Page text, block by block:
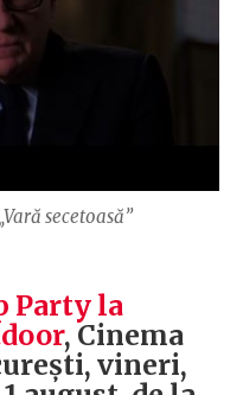
secetoasă”
Party la
, Cinema
vineri,